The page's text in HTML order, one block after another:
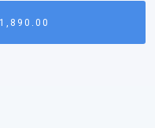
1,890.00